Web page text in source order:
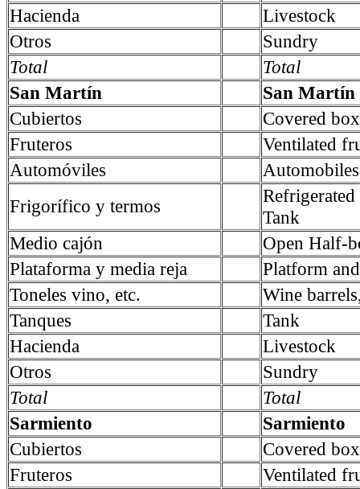
Hacienda
Livestock
Otros
Sundry
Total
Total
San Martín
San Martín
Cubiertos
Covered box
Fruteros
Ventilated
Automóviles
Automobiles
Frigorífico y termos
Tank
Medio cajón
Open Half-
Plataforma y media reja
Platform
Toneles vino, etc.
Wine
Tanques
Tank
Hacienda
Livestock
Otros
Sundry
Total
Total
Sarmiento
Sarmiento
Cubiertos
Covered box
Fruteros
Ventilated